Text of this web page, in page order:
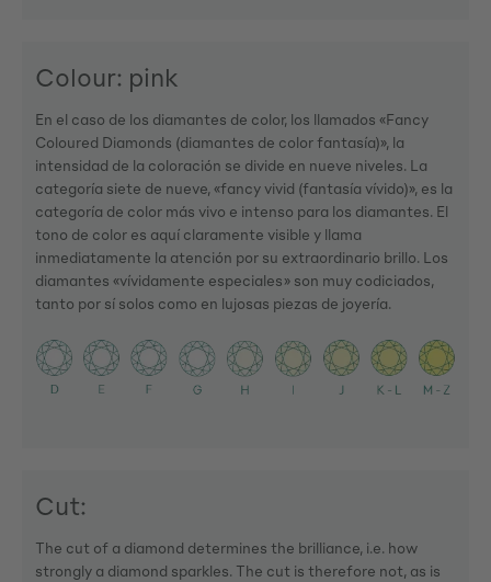
Colour: pink
En el caso de los diamantes de color, los llamados «Fancy
Coloured Diamonds (diamantes de color fantasía)», la
intensidad de la coloración se divide en nueve niveles. La
categoría siete de nueve, «fancy vivid (fantasía vívido)», es la
categoría de color más vivo e intenso para los diamantes. El
tono de color es aquí claramente visible y llama
inmediatamente la atención por su extraordinario brillo. Los
diamantes «vívidamente especiales» son muy codiciados,
tanto por sí solos como en lujosas piezas de joyería.
Cut:
The cut of a diamond determines the brilliance, i.e. how
strongly a diamond sparkles. The cut is therefore not, as is